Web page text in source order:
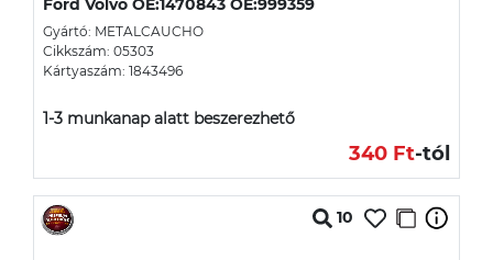
Ford Volvo OE:1470843 OE:999359
Gyártó: METALCAUCHO
Cikkszám: 05303
Kártyaszám: 1843496
1-3 munkanap alatt beszerezhető
340 Ft-tól
10